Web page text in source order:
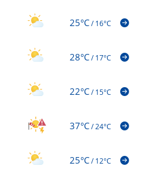
25°C/16°C
28°C/17°C
22°C/15°C
37°C/24°C
25°C/12°C